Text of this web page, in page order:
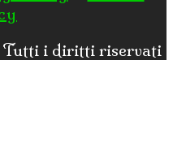
Tutti i diritti riservati